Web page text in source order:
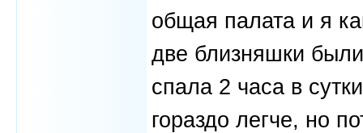
общая палата и я
две близняшки
спала 2 часа в
гораздо легче, но